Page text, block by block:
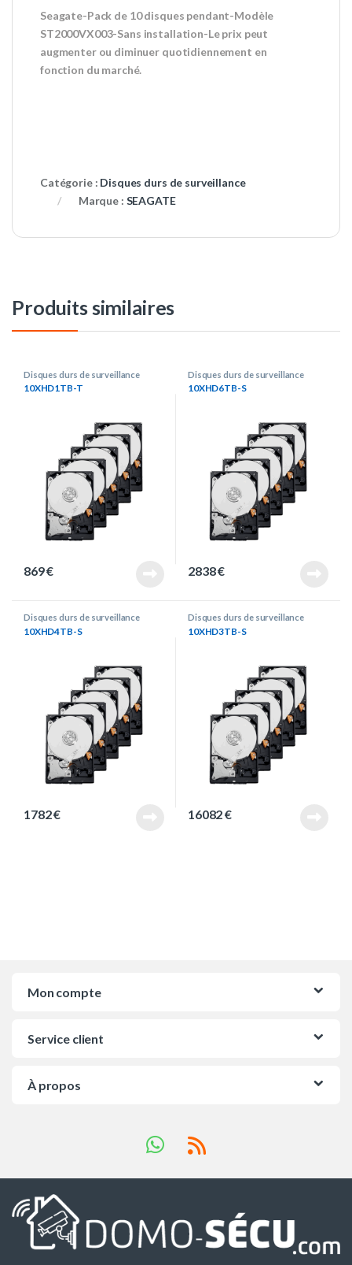
Seagate-Pack de 10 disques pendant-Modèle
ST2000VX003-Sans installation-Le prix peut
augmenter ou diminuer quotidiennement en
fonction du marché.
Catégorie : Disques durs de surveillance
Marque : SEAGATE
Produits similaires
Disques durs de surveillance
10XHD1TB-T
869€
Disques durs de surveillance
10XHD6TB-S
2838€
Disques durs de surveillance
10XHD4TB-S
1782€
Disques durs de surveillance
10XHD3TB-S
16082€
Mon compte
Service client
À propos